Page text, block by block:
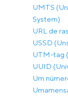
UMTS
System)
URL de
USSD
UTM-tag
UUID
Um